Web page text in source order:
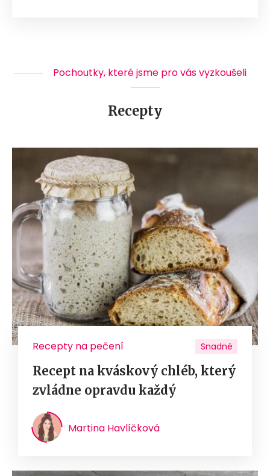
Pochoutky, které jsme pro vás vyzkoušeli
Recepty
Recepty na pečení Snadné
Recept na kváskový chléb, který
zvládne opravdu každý
Martina Havlíčková